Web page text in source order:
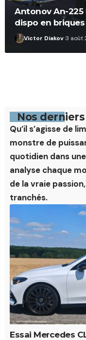
Antonov An-225
dispo en
Victor Diakov 3 août
Nos
Qu’il s’agisse de
monstre de
quotidien dans
analyse chaque
de la vraie
tranchés.
Essai Mercedes